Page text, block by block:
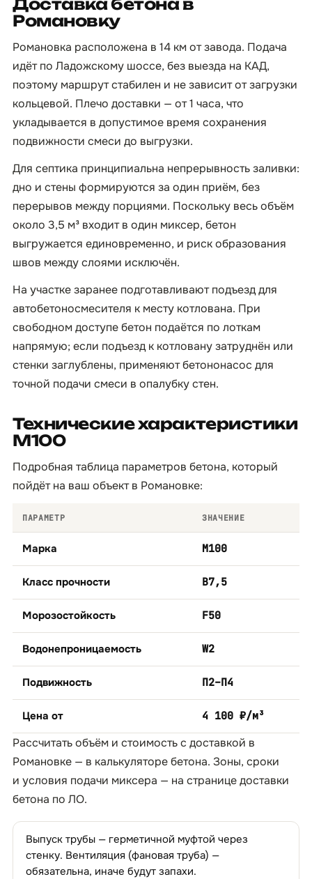
Доставка бетона в
Романовку
Романовка расположена в 14 км от завода. Подача
идёт по Ладожскому шоссе, без выезда на КАД,
поэтому маршрут стабилен и не зависит от загрузки
кольцевой. Плечо доставки — от 1 часа, что
укладывается в допустимое время сохранения
подвижности смеси до выгрузки.
Для септика принципиальна непрерывность заливки:
дно и стены формируются за один приём, без
перерывов между порциями. Поскольку весь объём
около 3,5 м³ входит в один миксер, бетон
выгружается единовременно, и риск образования
швов между слоями исключён.
На участке заранее подготавливают подъезд для
автобетоносмесителя к месту котлована. При
свободном доступе бетон подаётся по лоткам
напрямую; если подъезд к котловану затруднён или
стенки заглублены, применяют бетононасос для
точной подачи смеси в опалубку стен.
Технические характеристики
М100
Подробная таблица параметров бетона, который
пойдёт на ваш объект в Романовке:
ПАРАМЕТР ЗНАЧЕНИЕ
Марка М100
Класс прочности B7,5
Морозостойкость F50
Водонепроницаемость W2
Подвижность П2–П4
Цена от 4 100 ₽/м³
Рассчитать объём и стоимость с доставкой в
Романовке — в калькуляторе бетона. Зоны, сроки
и условия подачи миксера — на страницедоставки
бетона по ЛО.
Выпуск трубы — герметичной муфтой через
стенку. Вентиляция (фановая труба) —
обязательна, иначе будут запахи.